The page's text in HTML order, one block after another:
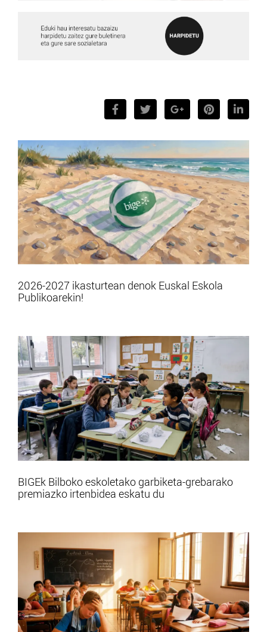
2026-2027 ikasturtean denok Euskal Eskola
Publikoarekin!
BIGEk Bilboko eskoletako garbiketa-grebarako
premiazko irtenbidea eskatu du